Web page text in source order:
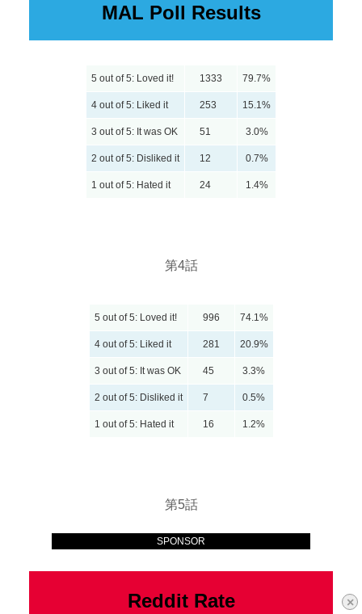
×
SPONSOR
MAL Poll Results
5 out of 5: Loved it! 1333 79.7%
4 out of 5: Liked it 253 15.1%
3 out of 5: It was OK 51 3.0%
2 out of 5: Disliked it 12 0.7%
1 out of 5: Hated it 24 1.4%
第4話
5 out of 5: Loved it! 996 74.1%
4 out of 5: Liked it 281 20.9%
3 out of 5: It was OK 45 3.3%
2 out of 5: Disliked it 7 0.5%
1 out of 5: Hated it 16 1.2%
第5話
Reddit Rate